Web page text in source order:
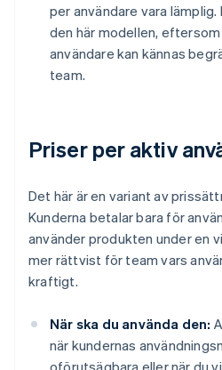
per användare vara
den här modellen,
användare kan kännas
team.
Priser per aktiv
Det här är en variant av
Kunderna betalar bara för
använder produkten under en
mer rättvist för team vars
kraftigt.
När ska du använda den:
när kundernas